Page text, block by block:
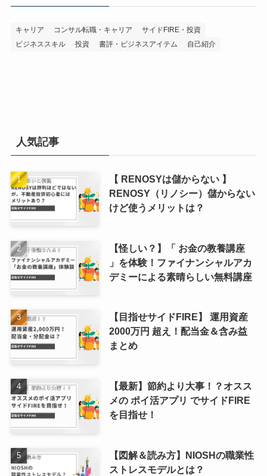
キャリア コンサル転職・キャリア
サイドFIRE・投資
ビジネススキル
投資 書評・ビジネスアイテム 自己紹介
人気記事
【 RENOSYは儲からない 】
RENOSY（リノシー）儲からない
けど使うメリットは？
【怪しい？】「 お金の教養講座
」を体験！ファイナンシャルアカ
デミーによる素晴らしい無料講座
【目指せサイドFIRE】 運用資産
2000万円 超え！配当金＆含み益
まとめ
【最新】節約より大事！？オスス
メの ポイ活アプリ でサイドFIRE
を目指せ！
【図解＆読み方】NIOSHの職業性
ストレスモデルとは？